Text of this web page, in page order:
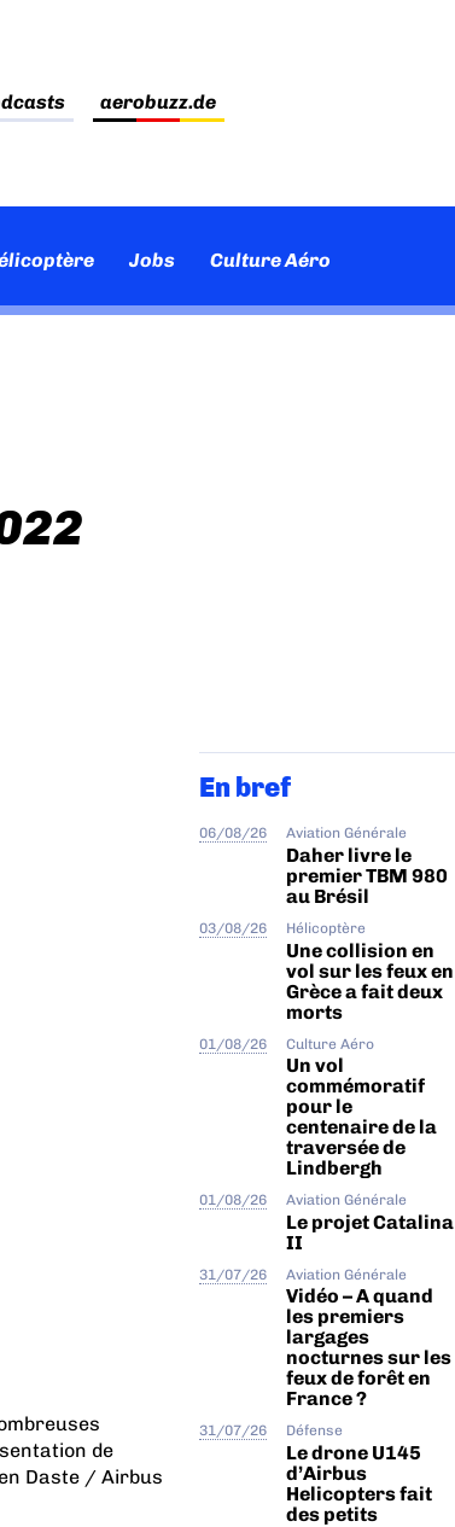
aerobuzz.de
Jobs Culture Aéro
de
Daste / Airbus
En bref
06/08/26 Aviation Générale
Daher livre le
premier TBM 980
au Brésil
03/08/26 Hélicoptère
Une collision en
vol sur les feux en
Grèce a fait deux
morts
01/08/26 Culture Aéro
Un vol
commémoratif
pour le
centenaire de la
traversée de
Lindbergh
01/08/26 Aviation Générale
Le projet Catalina
II
31/07/26 Aviation Générale
Vidéo – A quand
les premiers
largages
nocturnes sur les
feux de forêt en
France ?
31/07/26 Défense
Le drone U145
d’Airbus
Helicopters fait
des petits